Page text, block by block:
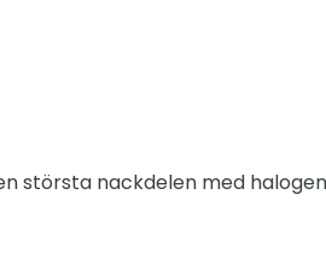
största nackdelen med